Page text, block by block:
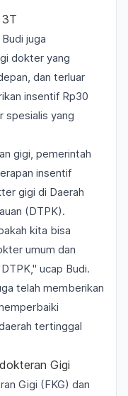
juga
dokter yang
dan terluar
insentif Rp30
spesialis yang
gigi, pemerintah
insentif
gigi di Daerah
(DTPK).
kita bisa
umum dan
ucap Budi.
telah memberikan
tertinggal
Gigi
Gigi (FKG) dan